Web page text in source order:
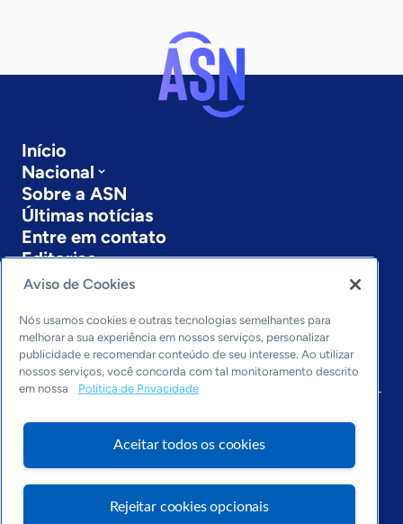
Início
Nacional
Sobre a ASN
Últimas notícias
Entre em contato
Editorias
Economia & Política
Inovação & Tecnologia
Cultura empreendedora
Dados
Arquivo
Aviso de Cookies
Nós usamos cookies e outras tecnologias semelhantes para
melhorar a sua experiência em nossos serviços, personalizar
publicidade e recomendar conteúdo de seu interesse. Ao utilizar
nossos serviços, você concorda com tal monitoramento descrito
em nossa
Política de Privacidade
Aceitar todos os cookies
Rejeitar cookies opcionais